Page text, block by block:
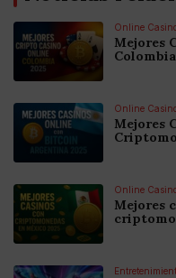
Online
Mejores
Online
Mejores
Online
Mejores